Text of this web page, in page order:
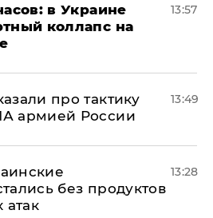
в Украине
коллапс на
13:57
про тактику
армией России
13:49
без продуктов
атак
13:28